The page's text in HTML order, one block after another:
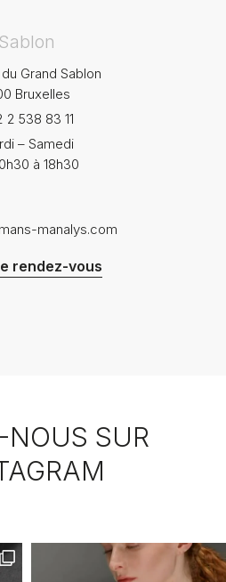
Sablon
Grand Sablon
Bruxelles
2 538 83 11
– Samedi
à 18h30
manalys.com
rendez-vous
NOUS SUR